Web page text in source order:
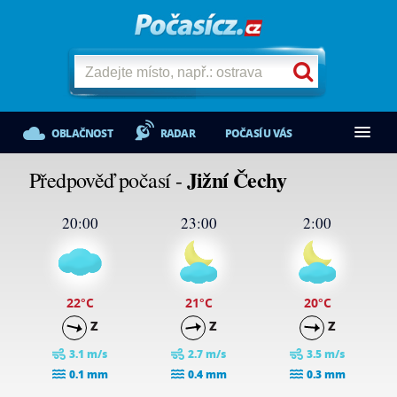
OBLAČNOST RADAR POČASÍ U VÁS
Předpověď počasí -Jižní Čechy
20:00
22°C
Z
3.1 m/s
0.1 mm
23:00
21°C
Z
2.7 m/s
0.4 mm
2:00
20°C
Z
3.5 m/s
0.3 mm